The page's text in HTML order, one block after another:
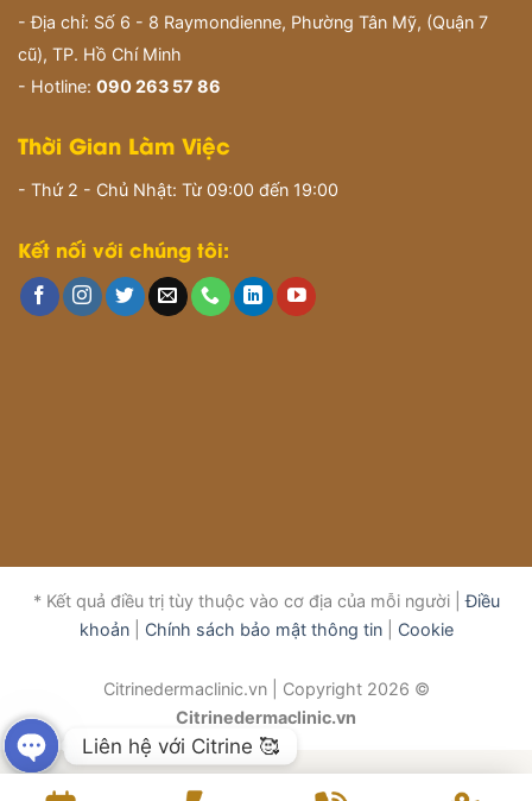
- Địa chỉ: Số 6 - 8 Raymondienne, Phường Tân Mỹ, (Quận 7
cũ), TP. Hồ Chí Minh
- Hotline: 090 263 57 86
Thời Gian Làm Việc
- Thứ 2 - Chủ Nhật: Từ 09:00 đến 19:00
Kết nối với chúng tôi:
* Kết quả điều trị tùy thuộc vào cơ địa của mỗi người |Điều
khoản| Chính sách bảo mật thông tin| Cookie
Citrinedermaclinic.vn | Copyright 2026 ©
Citrinedermaclinic.vn
Liên hệ với Citrine 🥰
OPEN